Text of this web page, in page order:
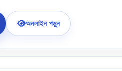
অনলাইন পড়ুন